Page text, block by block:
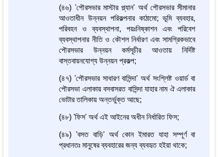
(৪৬) 'পৌরসভার মাস্টার প্ল্যান' অর্থ পৌরসভার সীমানার
আওতাধীন উন্নয়ন পরিকল্পনার কাঠামো; ভূমি ব্যবহার,
পরিবহন ও ব্যবস্থাপনা, পয়ঃনিষ্কাশন এবং পরিবেশ
ব্যবস্থাপনার নীতি ও কৌশল নির্ধারণ এবং সামগ্রিকভাবে
পৌরসভার উন্নয়ন কর্মসূচীর আওতায় নির্দিষ্ট
বাস্তবায়নযোগ্য উন্নয়ন প্রকল্প;
(৪৭) 'পৌরসভার সাধারণ বাসিন্দা' অর্থ সংশ্লিষ্ট ওয়ার্ড বা
পৌরসভা এলাকায় বসবাসরত বাসিন্দা যাহার নাম ঐ এলাকার
ভোটার তালিকায় অন্তর্ভুক্ত আছে;
(৪৮) 'ফিস' অর্থ এই আইনের অধীন নির্ধারিত ফিস;
(৪৯) 'বসত বাড়ি' অর্থ কোন ইমারত যাহা সম্পূর্ণ বা
প্রধানতঃ মানুষের ব্যবহারের জন্য ব্যবহৃত হইয়া থাকে;